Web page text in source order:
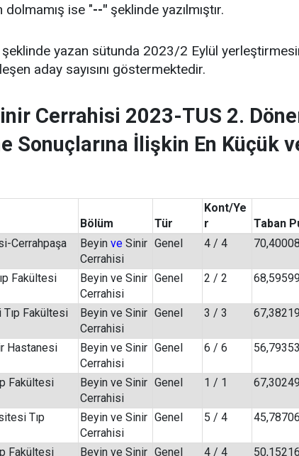
dolmamış ise "--" şeklinde yazılmıştır.
şeklinde yazan sütunda 2023/2 Eylül
aday sayısını göstermektedir.
Cerrahisi 2023-TUS 2.
Sonuçlarına İlişkin En Küçük
Bölüm Tür
Kont/Ye
r
Taban
Cerrahpaşa
Beyin ve Sinir
Cerrahisi
Genel 4 / 4 70,40008
Fakültesi
Beyin ve Sinir
Cerrahisi
Genel 2 / 2
Fakültesi
Beyin ve Sinir
Cerrahisi
Genel 3 / 3 67,38219
Hastanesi
Beyin ve Sinir
Cerrahisi
Genel 6 / 6 56,79353
Fakültesi
Beyin ve Sinir
Cerrahisi
Genel 1 / 1 67,30249
Tıp
Beyin ve Sinir
Cerrahisi
Genel 5 / 4 45,78706
Fakültesi
Beyin ve Sinir Genel 4 / 4 50,15216